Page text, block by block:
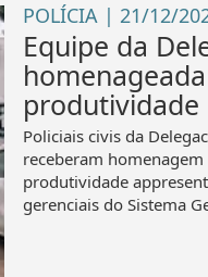
POLÍCIA | 21/12/
Equipe da
produtividade
Policiais civis da
receberam
produtividade
gerenciais do Sistema